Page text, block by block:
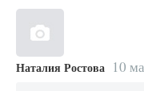
Наталия Ростова 10